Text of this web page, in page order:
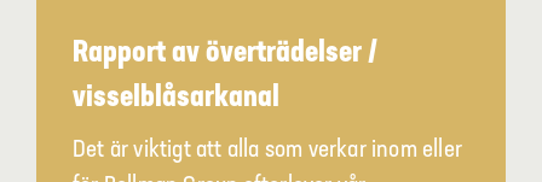
Rapport av överträdelser /
visselblåsarkanal
Det är viktigt att alla som verkar inom eller